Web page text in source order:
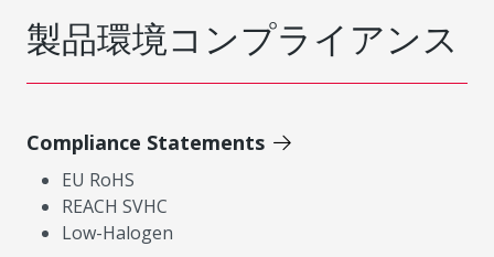
製品環境コンプライアンス
Compliance Statements
EU RoHS
REACH SVHC
Low-Halogen